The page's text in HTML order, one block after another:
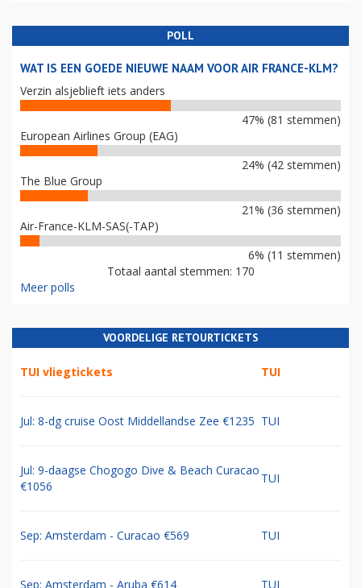
POLL
WAT IS EEN GOEDE NIEUWE NAAM VOOR AIR FRANCE-KLM?
Verzin alsjeblieft iets anders
47% (81 stemmen)
European Airlines Group (EAG)
24% (42 stemmen)
The Blue Group
21% (36 stemmen)
Air-France-KLM-SAS(-TAP)
6% (11 stemmen)
Totaal aantal stemmen: 170
Meer polls
VOORDELIGE RETOURTICKETS
TUI vliegtickets TUI
Jul: 8-dg cruise Oost Middellandse Zee €1235 TUI
Jul: 9-daagse Chogogo Dive & Beach Curacao
€1056
TUI
Sep: Amsterdam - Curacao €569 TUI
Sep: Amsterdam - Aruba €614 TUI